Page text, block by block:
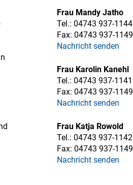
Frau Mandy Jatho
Tel.: 04743 937-1144
Fax: 04743 937-1149
Nachricht senden
Frau Karolin Kanehl
Tel.: 04743 937-1141
Fax: 04743 937-1149
Nachricht senden
Frau Katja Rowold
Tel.: 04743 937-1142
Fax: 04743 937-1149
Nachricht senden